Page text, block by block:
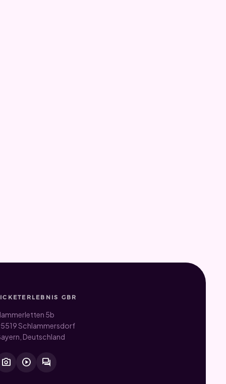
GBR
5b
Schlammersdorf
Deutschland
photo_camera play_circle forum